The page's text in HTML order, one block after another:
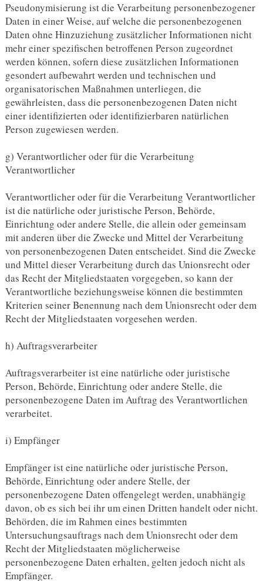
Pseudonymisierung ist die Verarbeitung personenbezogener
Daten in einer Weise, auf welche die personenbezogenen
Daten ohne Hinzuziehung zusätzlicher Informationen nicht
mehr einer spezifischen betroffenen Person zugeordnet
werden können, sofern diese zusätzlichen Informationen
gesondert aufbewahrt werden und technischen und
organisatorischen Maßnahmen unterliegen, die
gewährleisten, dass die personenbezogenen Daten nicht
einer identifizierten oder identifizierbaren natürlichen
Person zugewiesen werden.
g) Verantwortlicher oder für die Verarbeitung
Verantwortlicher
Verantwortlicher oder für die Verarbeitung Verantwortlicher
ist die natürliche oder juristische Person, Behörde,
Einrichtung oder andere Stelle, die allein oder gemeinsam
mit anderen über die Zwecke und Mittel der Verarbeitung
von personenbezogenen Daten entscheidet. Sind die Zwecke
und Mittel dieser Verarbeitung durch das Unionsrecht oder
das Recht der Mitgliedstaaten vorgegeben, so kann der
Verantwortliche beziehungsweise können die bestimmten
Kriterien seiner Benennung nach dem Unionsrecht oder dem
Recht der Mitgliedstaaten vorgesehen werden.
h) Auftragsverarbeiter
Auftragsverarbeiter ist eine natürliche oder juristische
Person, Behörde, Einrichtung oder andere Stelle, die
personenbezogene Daten im Auftrag des Verantwortlichen
verarbeitet.
i) Empfänger
Empfänger ist eine natürliche oder juristische Person,
Behörde, Einrichtung oder andere Stelle, der
personenbezogene Daten offengelegt werden, unabhängig
davon, ob es sich bei ihr um einen Dritten handelt oder nicht.
Behörden, die im Rahmen eines bestimmten
Untersuchungsauftrags nach dem Unionsrecht oder dem
Recht der Mitgliedstaaten möglicherweise
personenbezogene Daten erhalten, gelten jedoch nicht als
Empfänger.